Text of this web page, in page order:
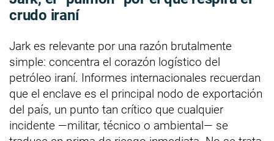
crudo iraní
Jark es relevante por una razón brutalmente
simple: concentra el corazón logístico del
petróleo iraní. Informes internacionales recuerdan
que el enclave es el principal nodo de exportación
del país, un punto tan crítico que cualquier
incidente —militar, técnico o ambiental— se